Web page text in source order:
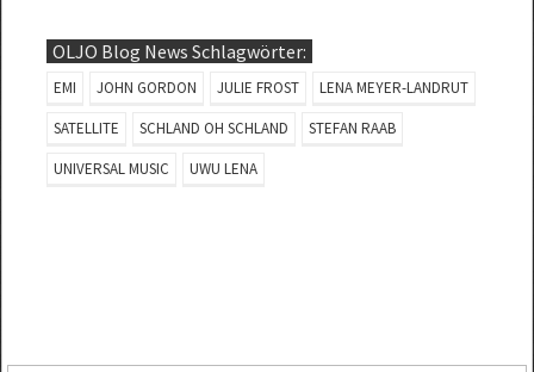
eine Frage der Zeit. In der
noch…
OLJO Blog News Schlagwörter:
EMI JOHN GORDON JULIE FROST
LENA MEYER-LANDRUT
SATELLITE
SCHLAND OH SCHLAND
STEFAN RAAB
UNIVERSAL MUSIC
UWU LENA